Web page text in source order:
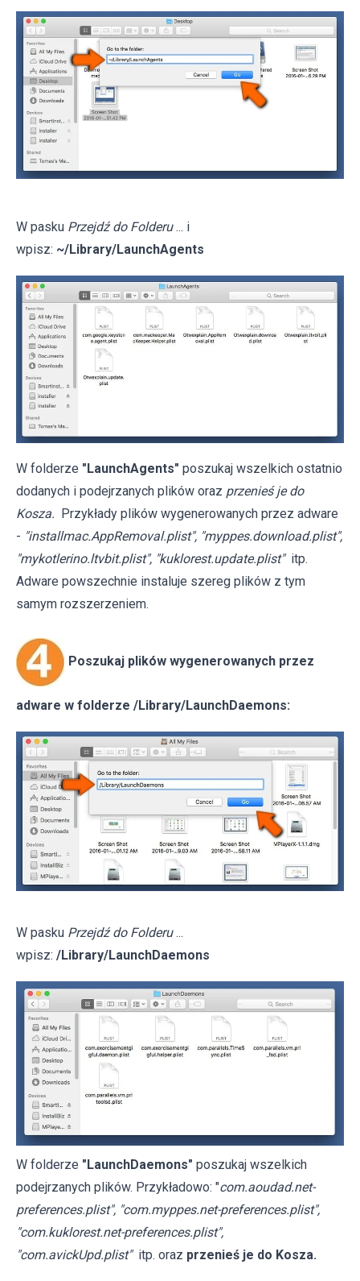
W pasku Przejdź do Folderu ... i
wpisz: ~/Library/LaunchAgents
W folderze "LaunchAgents" poszukaj wszelkich ostatnio
dodanych i podejrzanych plików oraz przenieś je do
Kosza. Przykłady plików wygenerowanych przez adware
- "installmac.AppRemoval.plist", "myppes.download.plist",
"mykotlerino.ltvbit.plist", "kuklorest.update.plist" itp.
Adware powszechnie instaluje szereg plików z tym
samym rozszerzeniem.
Poszukaj plików wygenerowanych przez
adware w folderze /Library/LaunchDaemons:
W pasku Przejdź do Folderu ...
wpisz: /Library/LaunchDaemons
W folderze "LaunchDaemons" poszukaj wszelkich
podejrzanych plików. Przykładowo: "com.aoudad.net-
preferences.plist", "com.myppes.net-preferences.plist",
"com.kuklorest.net-preferences.plist",
"com.avickUpd.plist" itp. oraz przenieś je do Kosza.